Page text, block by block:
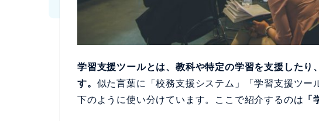
学習支援ツールとは、教科や特定の学習を支援したり
す。 似た言葉に「校務支援システム」「学習支援ツー
下のように使い分けています。ここで紹介するのは 「